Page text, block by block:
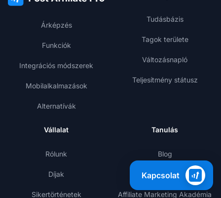
Árképzés
Funkciók
Integrációs módszerek
Mobilalkalmazások
Alternatívák
Tudásbázis
Tagok területe
Változásnapló
Teljesítmény státusz
Vállalat
Rólunk
Díjak
Sikertörténetek
Tanulás
Blog
Sablonok
Affiliate Marketing Akadémia
Kapcsolat